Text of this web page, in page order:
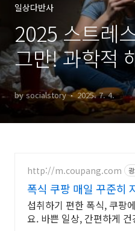
일상다반사
2025 스트레
그만! 과학적
강 되찾기
by socialstory 2025. 7. 4.
http://m.coupang.com
폭식 쿠팡 매일 꾸준히
섭취하기 편한 폭식, 쿠팡
요. 바쁜 일상, 간편하게